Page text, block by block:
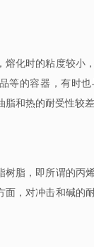
熔化时的粘度较小
等的容器，有时
和热的耐受性较差
树脂，即所谓的丙
面，对冲击和碱的